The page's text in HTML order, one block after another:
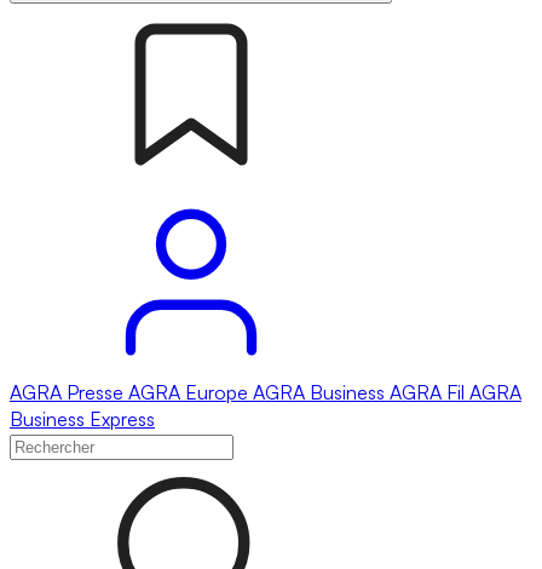
AGRA Presse AGRA Europe AGRA Business AGRA Fil AGRA
Business Express